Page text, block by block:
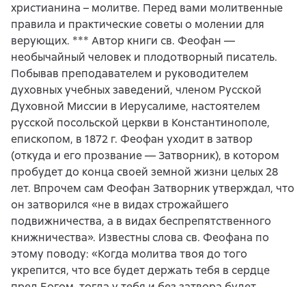
христианина – молитве. Перед вами молитвенные
правила и практические советы о молении для
верующих. *** Автор книги св. Феофан —
необычайный человек и плодотворный писатель.
Побывав преподавателем и руководителем
духовных учебных заведений, членом Русской
Духовной Миссии в Иерусалиме, настоятелем
русской посольской церкви в Константинополе,
епископом, в 1872 г. Феофан уходит в затвор
(откуда и его прозвание — Затворник), в котором
пробудет до конца своей земной жизни целых 28
лет. Впрочем сам Феофан Затворник утверждал, что
он затворился «не в видах строжайшего
подвижничества, а в видах беспрепятственного
книжничества». Известны слова св. Феофана по
этому поводу: «Когда молитва твоя до того
укрепится, что все будет держать тебя в сердце